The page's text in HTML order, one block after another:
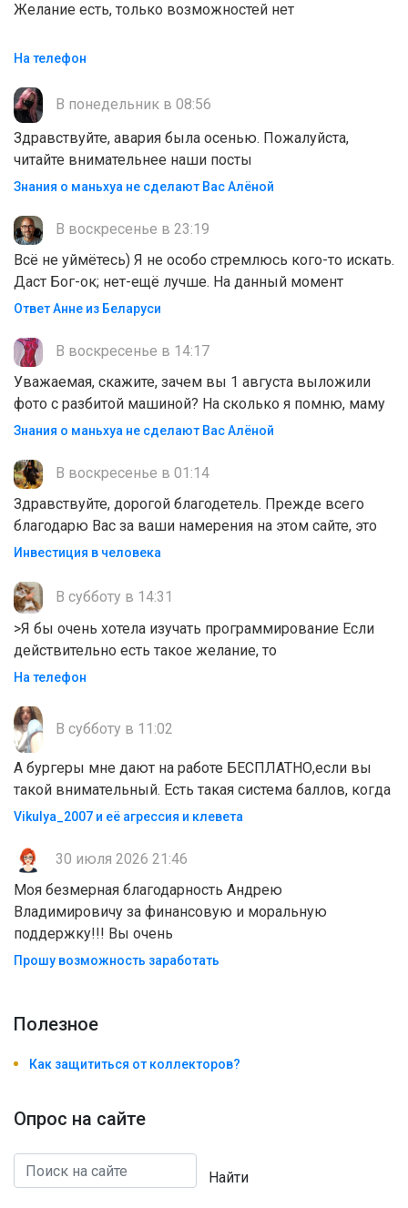
Желание есть, только возможностей нет
На телефон
В понедельник в 08:56
Здравствуйте, авария была осенью. Пожалуйста,
читайте внимательнее наши посты
Знания о маньхуа не сделают Вас Алëной
В воскресенье в 23:19
Всё не уймётесь) Я не особо стремлюсь кого-то искать.
Даст Бог-ок; нет-ещё лучше. На данный момент
Ответ Анне из Беларуси
В воскресенье в 14:17
Уважаемая, скажите, зачем вы 1 августа выложили
фото с разбитой машиной? На сколько я помню, маму
Знания о маньхуа не сделают Вас Алëной
В воскресенье в 01:14
Здравствуйте, дорогой благодетель. Прежде всего
благодарю Вас за ваши намерения на этом сайте, это
Инвестиция в человека
В субботу в 14:31
>Я бы очень хотела изучать программирование Если
действительно есть такое желание, то
На телефон
В субботу в 11:02
А бургеры мне дают на работе БЕСПЛАТНО,если вы
такой внимательный. Есть такая система баллов, когда
Vikulya_2007 и её агрессия и клевета
30 июля 2026 21:46
Моя безмерная благодарность Андрею
Владимировичу за финансовую и моральную
поддержку!!! Вы очень
Прошу возможность заработать
Полезноe
Как защититься от коллекторов?
Опрос на сайте
Найти